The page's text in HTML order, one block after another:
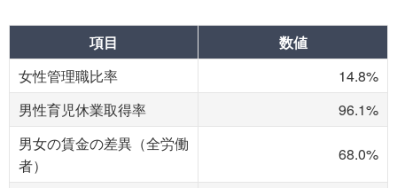
項目
数値
女性管理職比率
14.8%
男性育児休業取得率
96.1%
男女の賃金の差異（全労働
者）
68.0%